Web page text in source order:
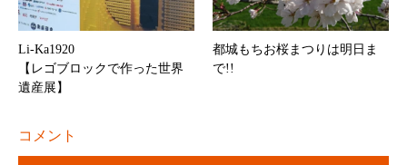
Li-Ka1920
【レゴブロックで作った世界
遺産展】
都城もちお桜まつりは明日ま
で!!
コメント